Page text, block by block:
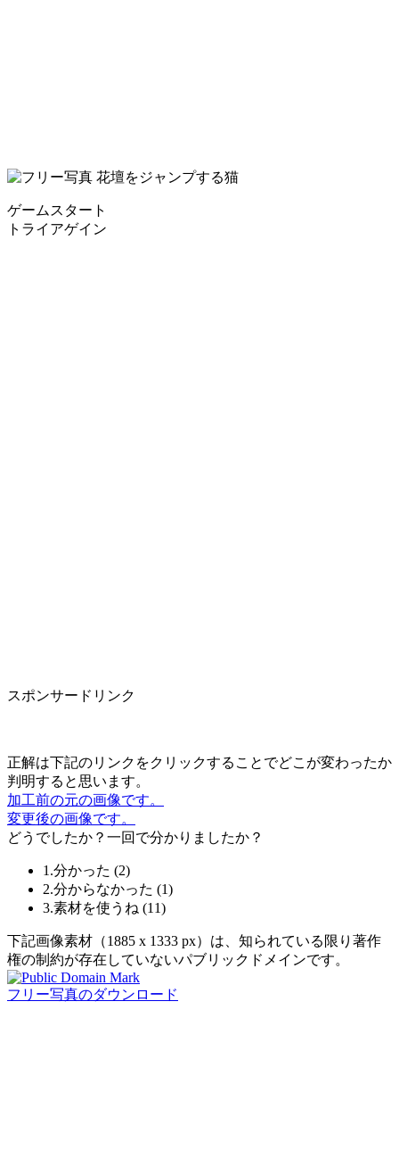
ゲームスタート
トライアゲイン
スポンサードリンク
正解は下記のリンクをクリックすることでどこが変わったか
判明すると思います。
加工前の元の画像です。
変更後の画像です。
どうでしたか？一回で分かりましたか？
1.分かった (2)
2.分からなかった (1)
3.素材を使うね (11)
下記画像素材（1885 x 1333 px）は、知られている限り著作
権の制約が存在していないパブリックドメインです。
フリー写真のダウンロード